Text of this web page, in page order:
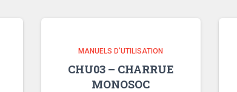
MANUELS D'UTILISATION
CHU03 – CHARRUE
MONOSOC